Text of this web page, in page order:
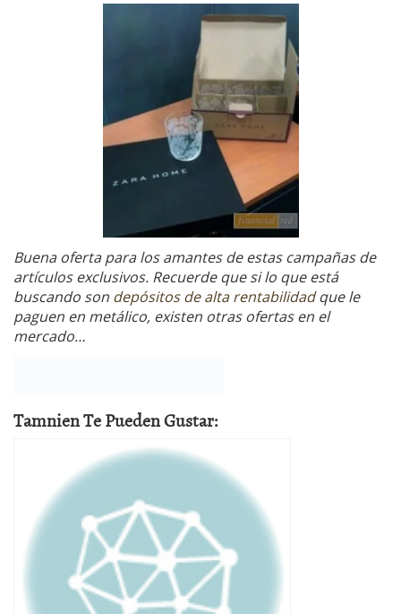
Buena oferta para los amantes de estas campañas de
artículos exclusivos. Recuerde que si lo que está
buscando son depósitos de alta rentabilidadque le
paguen en metálico, existen otras ofertas en el
mercado…
Tamnien Te Pueden Gustar: